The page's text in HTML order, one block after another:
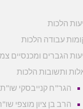
הלכות
ומכנסיים צמודים
הלכות
קנייבסקי שו"ת
ציון מוצפי שו"ת